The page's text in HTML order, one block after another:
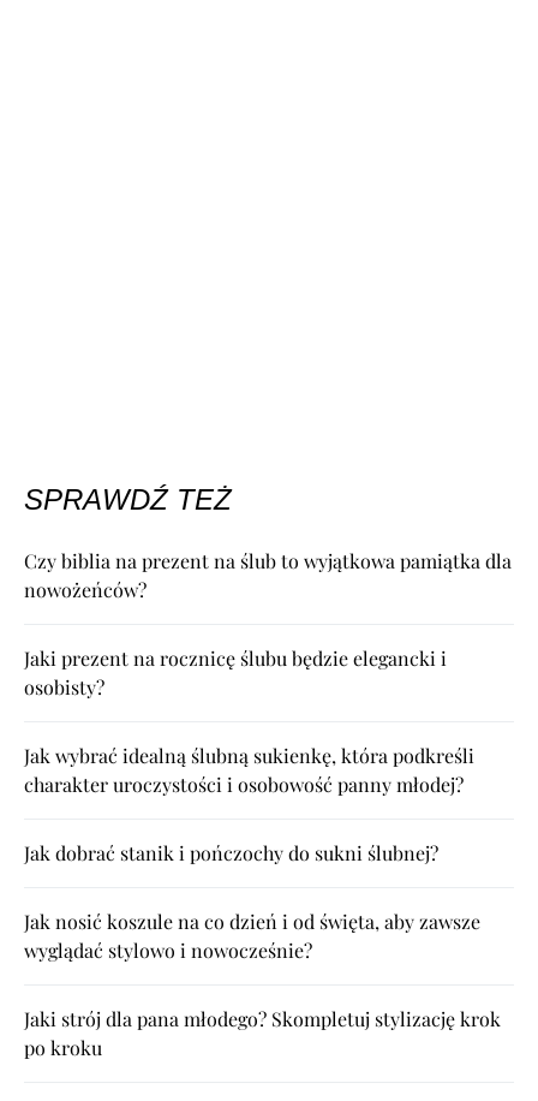
SPRAWDŹ TEŻ
Czy biblia na prezent na ślub to wyjątkowa pamiątka dla
nowożeńców?
Jaki prezent na rocznicę ślubu będzie elegancki i
osobisty?
Jak wybrać idealną ślubną sukienkę, która podkreśli
charakter uroczystości i osobowość panny młodej?
Jak dobrać stanik i pończochy do sukni ślubnej?
Jak nosić koszule na co dzień i od święta, aby zawsze
wyglądać stylowo i nowocześnie?
Jaki strój dla pana młodego? Skompletuj stylizację krok
po kroku